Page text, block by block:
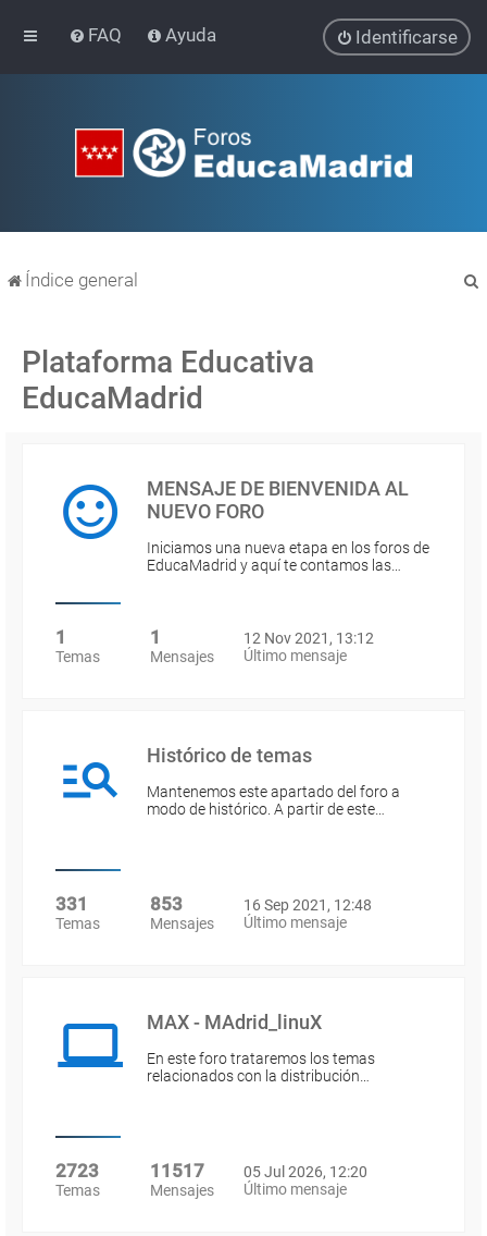
FAQ Ayuda Identificarse
Índice general
Plataforma Educativa
EducaMadrid
MENSAJE DE BIENVENIDA AL
NUEVO FORO
Iniciamos una nueva etapa en los foros de
EducaMadrid y aquí te contamos las…
1
Temas
1
Mensajes
12 Nov 2021, 13:12
Último mensaje
Histórico de temas
Mantenemos este apartado del foro a
modo de histórico. A partir de este…
331
Temas
853
Mensajes
16 Sep 2021, 12:48
Último mensaje
MAX - MAdrid_linuX
En este foro trataremos los temas
relacionados con la distribución…
2723
Temas
11517
Mensajes
05 Jul 2026, 12:20
Último mensaje